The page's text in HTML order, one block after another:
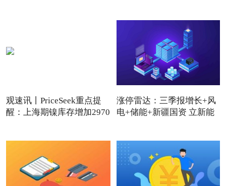
观速讯丨PriceSeek重点提
醒：上海期镍库存增加2970
涨停雷达：三季报增长+风
电+储能+新疆国资 立新能